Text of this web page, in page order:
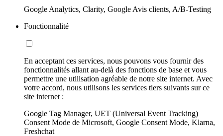
Google Analytics, Clarity, Google Avis clients, A/B-Testing
Fonctionnalité
En acceptant ces services, nous pouvons vous fournir des
fonctionnalités allant au-delà des fonctions de base et vous
permettre une utilisation agréable de notre site internet. Avec
votre accord, nous utilisons les services tiers suivants sur ce
site internet :
Google Tag Manager, UET (Universal Event Tracking)
Consent Mode de Microsoft, Google Consent Mode, Klarna,
Freshchat